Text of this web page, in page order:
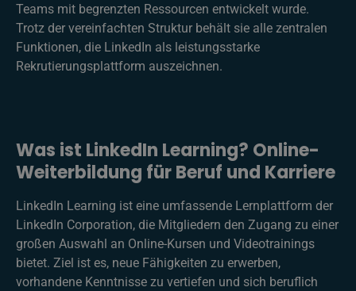
Teams mit begrenzten Ressourcen entwickelt wurde.
Trotz der vereinfachten Struktur behält sie alle zentralen
Funktionen, die LinkedIn als leistungsstarke
Rekrutierungsplattform auszeichnen.
Was ist LinkedIn Learning? Online-
Weiterbildung für Beruf und Karriere
LinkedIn Learning ist eine umfassende Lernplattform der
LinkedIn Corporation, die Mitgliedern den Zugang zu einer
großen Auswahl an Online-Kursen und Videotrainings
bietet. Ziel ist es, neue Fähigkeiten zu erwerben,
vorhandene Kenntnisse zu vertiefen und sich beruflich